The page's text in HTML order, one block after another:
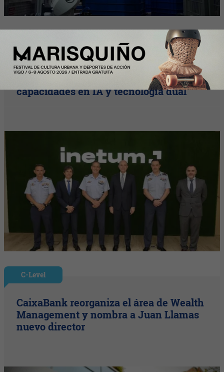
Inetum presenta al Jefe del Estado
Mayor del Aire y del Espacio sus
capacidades en IA y tecnología dual
C-Level
CaixaBank reorganiza el área de Wealth
Management y nombra a Juan Llamas
nuevo director